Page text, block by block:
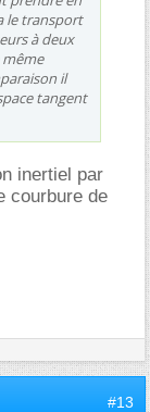
le transport
à deux
il
tangent
inertiel par
courbure de
#13